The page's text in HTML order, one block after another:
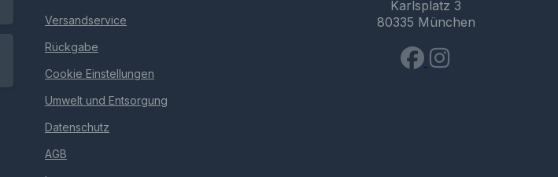
Versandservice
Rückgabe
Cookie Einstellungen
Umwelt und Entsorgung
Datenschutz
AGB
Karlsplatz 3
80335 München